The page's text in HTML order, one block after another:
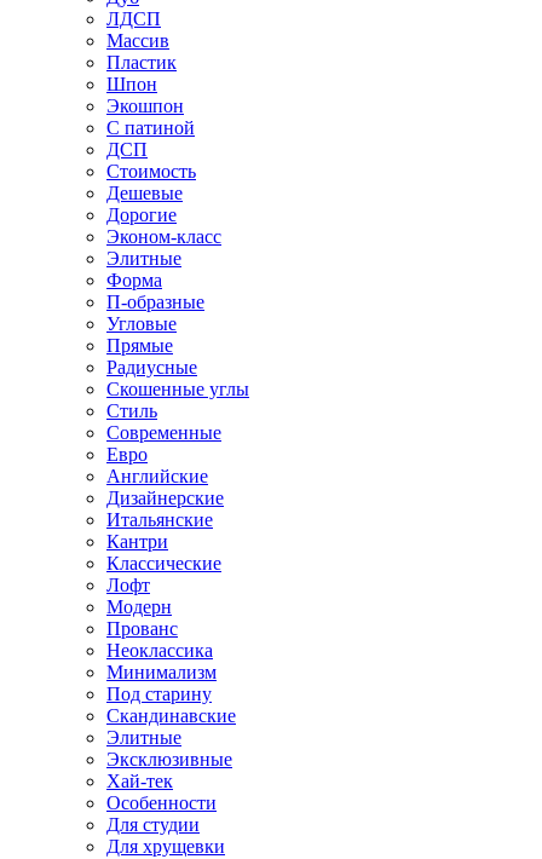
ЛДСП
Массив
Пластик
Шпон
Экошпон
С патиной
ДСП
Стоимость
Дешевые
Дорогие
Эконом-класс
Элитные
Форма
П-образные
Угловые
Прямые
Радиусные
Скошенные углы
Стиль
Современные
Евро
Английские
Дизайнерские
Итальянские
Кантри
Классические
Лофт
Модерн
Прованс
Неоклассика
Минимализм
Под старину
Скандинавские
Элитные
Эксклюзивные
Хай-тек
Особенности
Для студии
Для хрущевки